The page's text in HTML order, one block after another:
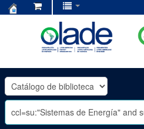
OLADE
-